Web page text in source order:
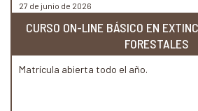
27 de junio de 2026
CURSO ON-LINE BÁSICO EN
FORESTALES
Matrícula abierta todo el año.